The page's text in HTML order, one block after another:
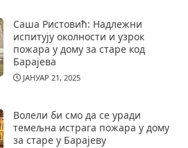
Саша Ристовић: Надлежни
испитују околности и узрок
пожара у дому за старе код
Барајева
ЈАНУАР 21, 2025
Волели би смо да се уради
темељна истрага пожара у дому
за старе у Барајеву